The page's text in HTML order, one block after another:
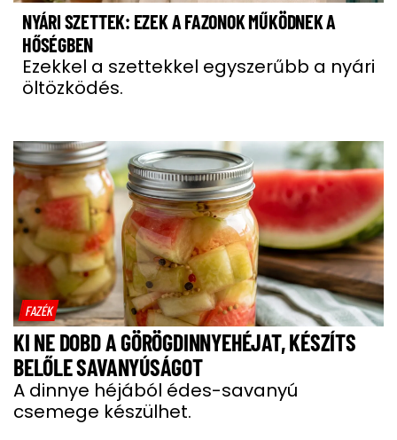
NYÁRI SZETTEK: EZEK A FAZONOK MŰKÖDNEK A
HŐSÉGBEN
Ezekkel a szettekkel egyszerűbb a nyári
öltözködés.
FAZÉK
KI NE DOBD A GÖRÖGDINNYEHÉJAT, KÉSZÍTS
BELŐLE SAVANYÚSÁGOT
A dinnye héjából édes-savanyú
csemege készülhet.